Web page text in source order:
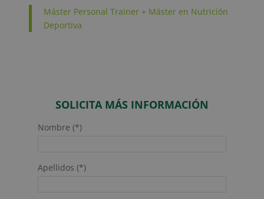
Máster Personal Trainer + Máster en Nutrición
Deportiva
SOLICITA MÁS INFORMACIÓN
Nombre (*)
Apellidos (*)